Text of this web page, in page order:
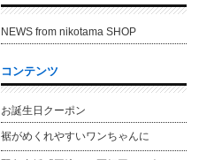
NEWS from nikotama SHOP
コンテンツ
お誕生日クーポン
裾がめくれやすいワンちゃんに